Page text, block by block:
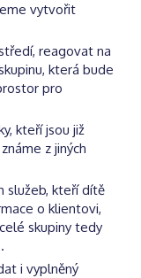
vytvořit
reagovat na
která bude
pro
kteří jsou již
z jiných
služeb, kteří dítě
o klientovi,
skupiny tedy
i vyplněný